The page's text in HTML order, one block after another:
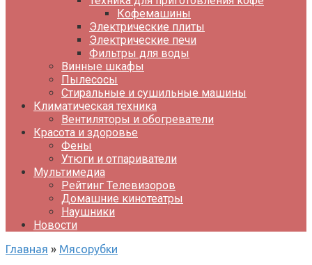
Кофемашины
Электрические плиты
Электрические печи
Фильтры для воды
Винные шкафы
Пылесосы
Стиральные и сушильные машины
Климатическая техника
Вентиляторы и обогреватели
Красота и здоровье
Фены
Утюги и отпариватели
Мультимедиа
Рейтинг Телевизоров
Домашние кинотеатры
Наушники
Новости
Главная » Мясорубки